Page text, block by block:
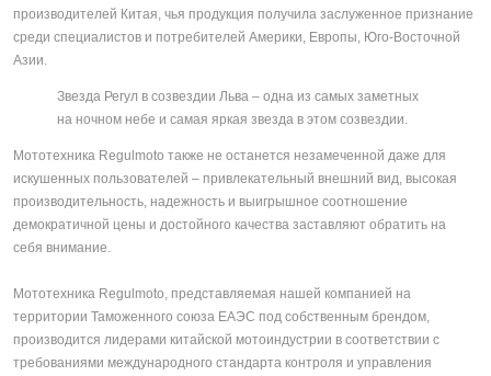
производителей Китая, чья продукция получила заслуженное признание
среди специалистов и потребителей Америки, Европы, Юго-Восточной
Азии.
Звезда Регул в созвездии Льва – одна из самых заметных
на ночном небе и самая яркая звезда в этом созвездии.
Мототехника Regulmoto также не останется незамеченной даже для
искушенных пользователей – привлекательный внешний вид, высокая
производительность, надежность и выигрышное соотношение
демократичной цены и достойного качества заставляют обратить на
себя внимание.
Мототехника Regulmoto, представляемая нашей компанией на
территории Таможенного союза ЕАЭС под собственным брендом,
производится лидерами китайской мотоиндустрии в соответствии с
требованиями международного стандарта контроля и управления